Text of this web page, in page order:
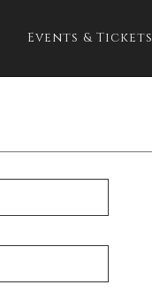
Events & Tickets